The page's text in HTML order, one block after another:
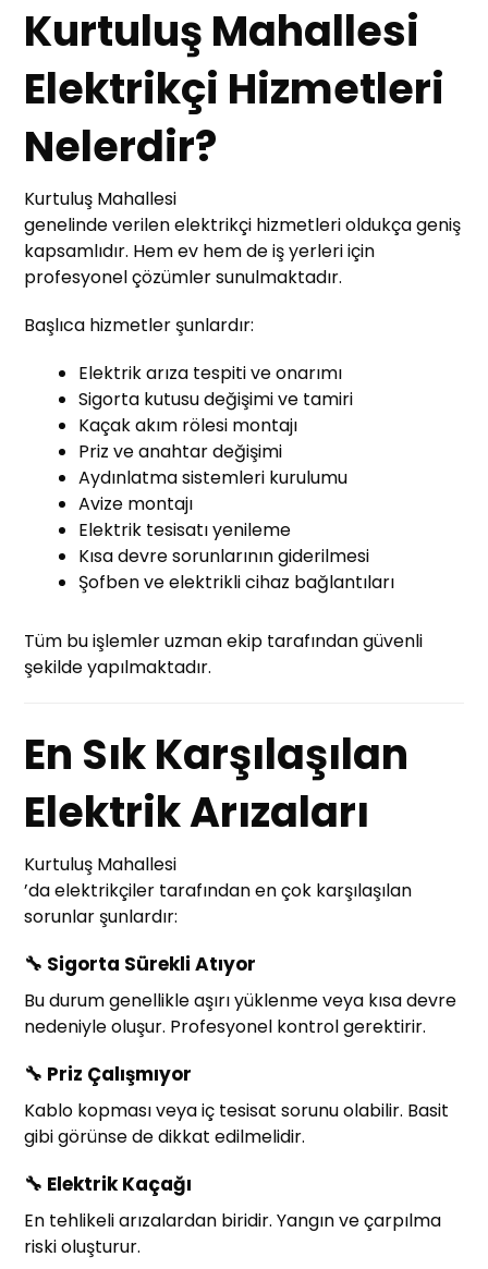
Kurtuluş Mahallesi
Elektrikçi Hizmetleri
Nelerdir?
Kurtuluş Mahallesi
genelinde verilen elektrikçi hizmetleri oldukça geniş
kapsamlıdır. Hem ev hem de iş yerleri için
profesyonel çözümler sunulmaktadır.
Başlıca hizmetler şunlardır:
Elektrik arıza tespiti ve onarımı
Sigorta kutusu değişimi ve tamiri
Kaçak akım rölesi montajı
Priz ve anahtar değişimi
Aydınlatma sistemleri kurulumu
Avize montajı
Elektrik tesisatı yenileme
Kısa devre sorunlarının giderilmesi
Şofben ve elektrikli cihaz bağlantıları
Tüm bu işlemler uzman ekip tarafından güvenli
şekilde yapılmaktadır.
En Sık Karşılaşılan
Elektrik Arızaları
Kurtuluş Mahallesi
’da elektrikçiler tarafından en çok karşılaşılan
sorunlar şunlardır:
🔧 Sigorta Sürekli Atıyor
Bu durum genellikle aşırı yüklenme veya kısa devre
nedeniyle oluşur. Profesyonel kontrol gerektirir.
🔧 Priz Çalışmıyor
Kablo kopması veya iç tesisat sorunu olabilir. Basit
gibi görünse de dikkat edilmelidir.
🔧 Elektrik Kaçağı
En tehlikeli arızalardan biridir. Yangın ve çarpılma
riski oluşturur.